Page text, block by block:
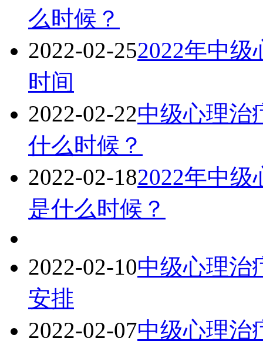
么时候？
2022-02-252022年中
时间
2022-02-22中级心理治
什么时候？
2022-02-182022年中
是什么时候？
2022-02-10中级心理治
安排
2022-02-07中级心理治